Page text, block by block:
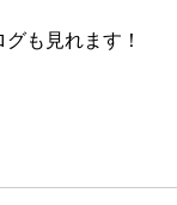
も見れます！